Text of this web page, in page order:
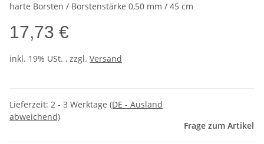
harte Borsten / Borstenstärke 0,50 mm / 45 cm
17,73 €
inkl. 19% USt. , zzgl. Versand
Lieferzeit: 2 - 3 Werktage (DE - Ausland
abweichend)
Frage zum Artikel